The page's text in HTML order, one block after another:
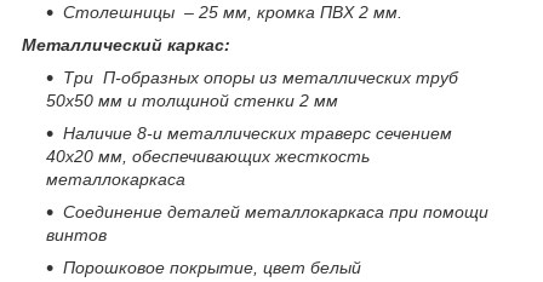
Столешницы – 25 мм, кромка ПВХ 2 мм.
Металлический каркас:
Три П-образных опоры из металлических труб
50х50 мм и толщиной стенки 2 мм
Наличие 8-и металлических траверс сечением
40х20 мм, обеспечивающих жесткость
металлокаркаса
Соединение деталей металлокаркаса при помощи
винтов
Порошковое покрытие, цвет белый